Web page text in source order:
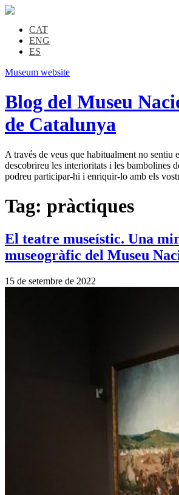
CAT
ENG
ES
Museum website
Blog del Museu
de Catalunya
A través de veus que habitualment no sentiu
descobrireu les interioritats i les bambolines
podreu participar-hi i enriquir-lo amb els
Tag: pràctiques
El teatre museístic. Una
museogràfic del Museu
15 de setembre de 2022